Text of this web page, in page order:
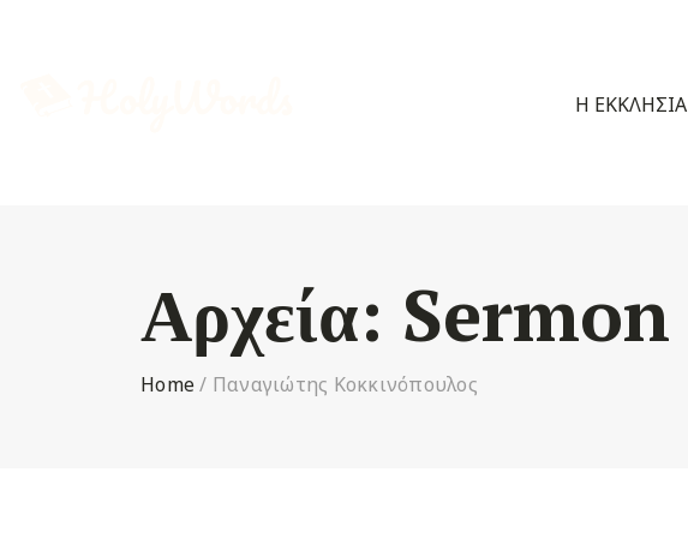
Η ΕΚΚΛΗΣΊΑ
Αρχεία: Sermon
Home/ Παναγιώτης Κοκκινόπουλος